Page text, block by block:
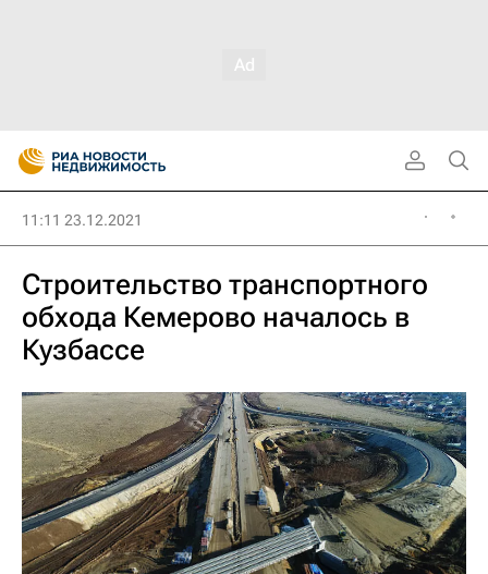
11:11 23.12.2021
Строительство транспортного
обхода Кемерово началось в
Кузбассе